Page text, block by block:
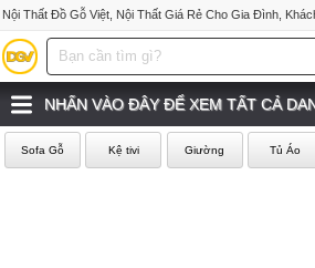
Nội Thất Đồ Gỗ Việt, Nội Thất Giá Rẻ Cho Gia Đình,
NHẤN VÀO ĐÂY ĐỂ XEM TẤT CẢ
Sofa Gỗ Kệ tivi Giường Tủ Áo